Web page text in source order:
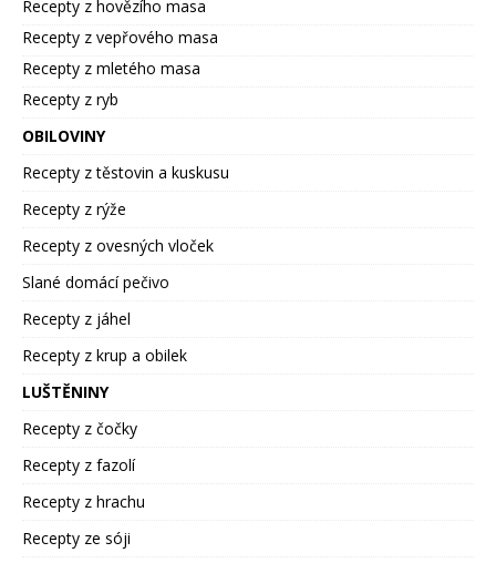
Recepty z hovězího masa
Recepty z vepřového masa
Recepty z mletého masa
Recepty z ryb
OBILOVINY
Recepty z těstovin a kuskusu
Recepty z rýže
Recepty z ovesných vloček
Slané domácí pečivo
Recepty z jáhel
Recepty z krup a obilek
LUŠTĚNINY
Recepty z čočky
Recepty z fazolí
Recepty z hrachu
Recepty ze sóji